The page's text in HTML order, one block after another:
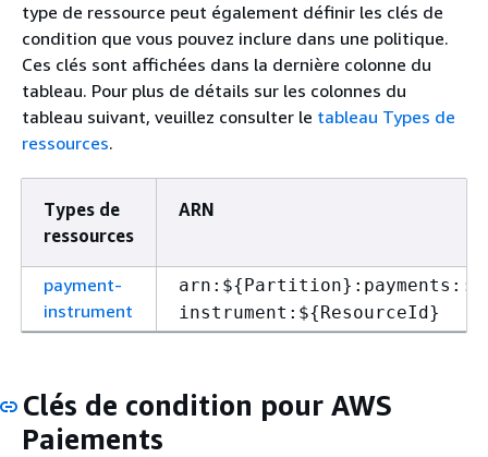
type de ressource peut également définir les clés de
condition que vous pouvez inclure dans une politique.
Ces clés sont affichées dans la dernière colonne du
tableau. Pour plus de détails sur les colonnes du
tableau suivant, veuillez consulter le tableau Types de
ressources.
Types de
ressources
ARN
payment-
instrument
arn:${Partition}:payments::$
instrument:${ResourceId}
Clés de condition pour AWS
Paiements